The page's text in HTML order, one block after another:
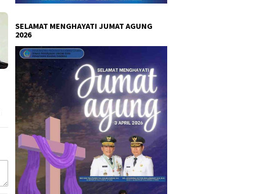
SELAMAT MENGHAYATI JUMAT AGUNG
2026